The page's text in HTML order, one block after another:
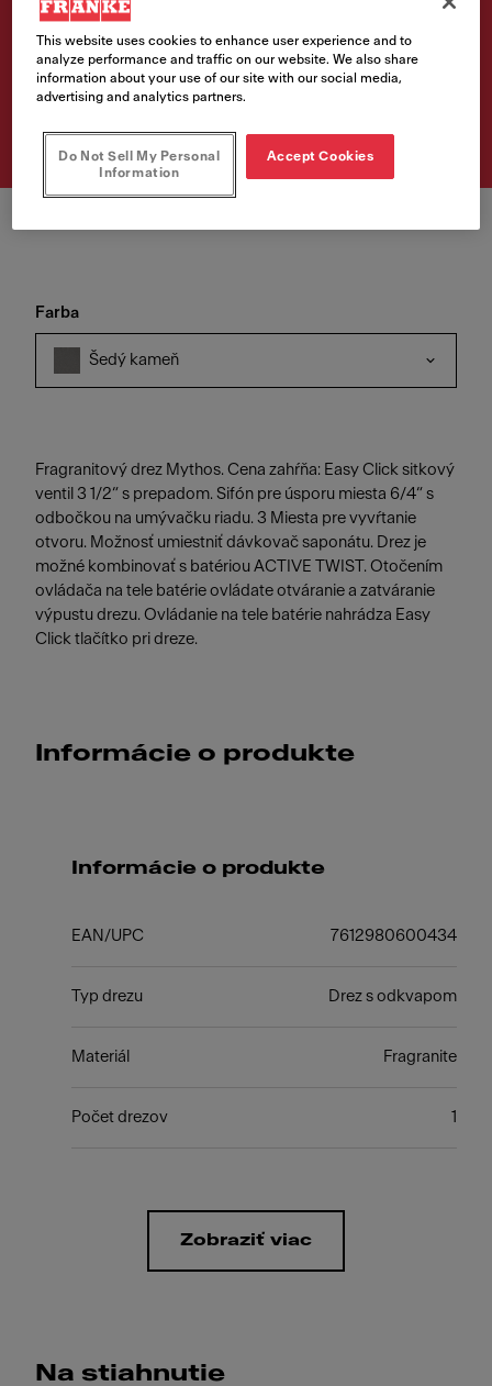
Cena vr. DPH
Vyhľadávač predajných
Farba
Šedý kameň
Fragranitový drez Mythos. Cena zahŕňa: Easy Click sitkový
ventil 3 1/2“ s prepadom. Sifón pre úsporu miesta 6/4“ s
odbočkou na umývačku riadu. 3 Miesta pre vyvŕtanie
otvoru. Možnosť umiestniť dávkovač saponátu. Drez je
možné kombinovať s batériou ACTIVE TWIST. Otočením
ovládača na tele batérie ovládate otváranie a zatváranie
výpustu drezu. Ovládanie na tele batérie nahrádza Easy
Click tlačítko pri dreze.
Informácie o produkte
Informácie o produkte
EAN/UPC 7612980600434
Typ drezu Drez s odkvapom
Materiál Fragranite
Počet drezov 1
Zobraziť viac
Na stiahnutie
This website uses cookies to enhance user experience and to
analyze performance and traffic on our website. We also share
information about your use of our site with our social media,
advertising and analytics partners.
Do Not Sell My Personal
Information
Accept Cookies